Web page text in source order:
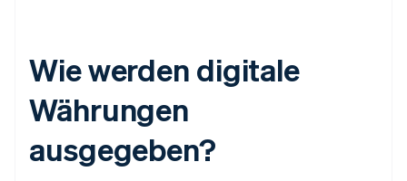
Wie werden digitale
Währungen
ausgegeben?